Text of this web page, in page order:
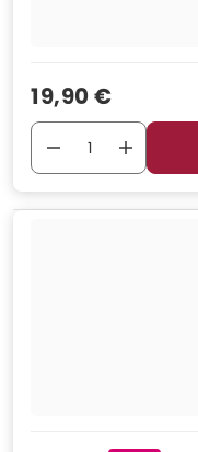
Verkaufspreis
19,90 €